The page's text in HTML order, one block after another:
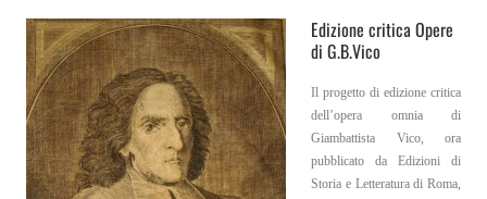
PAGINA FACEBOOK ISPF
PAGINA INSTAGRAM ISPF
CANALE YOUTUBE ISPF
IT
Edizione critica Opere
di G.B.Vico
Il progetto di edizione critica
dell’opera omnia di
Giambattista Vico, ora
pubblicato da Edizioni di
Storia e Letteratura di Roma,